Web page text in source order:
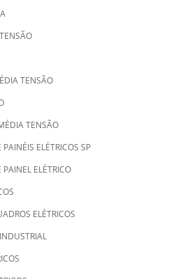
TENSÃO
TENSÃO
ELÉTRICOS SP
ELÉTRICO
ELÉTRICOS